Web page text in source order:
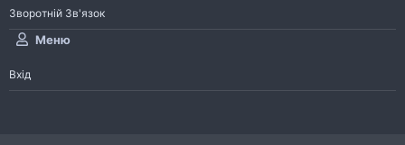
Зворотній Зв'язок
Меню
Вхід